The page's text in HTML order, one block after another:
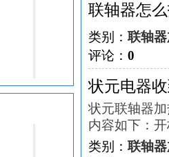
联轴器怎
类别： 联轴
评论： 0
状元电器
状元联轴器
内容如下：
类别： 联轴